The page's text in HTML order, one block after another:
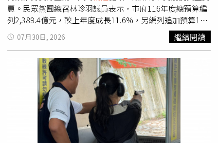
長動能。
惠。民眾黨團總召林珍羽議員表示，市府116年度總預算編
列2,389.4億元，較上年度成長11.6%，另編列追加預算16
億元，盼市府清楚說明各項用途，確保市民納稅錢妥善運
用。她也指出，面對超高齡社會，市府除推動交通建設及福
利政策，也應完善全齡照護服務。此外，蔣萬安也表示，自
己同為家長，對於近期兒童遭受不當對待事件感到非常心
痛。市府已裁處行為人終身不得任教，對園長及負責人予以
裁罰；針對家長對調查過程及園長等相關疑義，也要求教育
局持續了解家長訴求，積極協助釐清相關疑義，依法追究應
負責任。針對議員關心內湖積淹水問題，未來如何因應極端
氣候帶來的強降雨，涉及衛工處、建管處、水利處、環保局
及區公所等多個單位，蔣萬安承諾成立跨局處專責小組。
07月30日, 2026 繼續閱讀